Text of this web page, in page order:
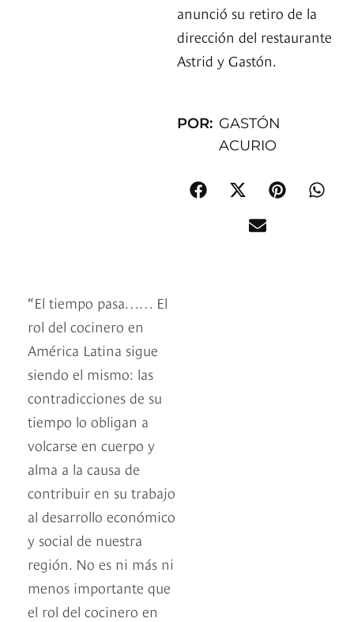
anunció su retiro de la
dirección del restaurante
Astrid y Gastón.
POR: GASTÓN
ACURIO
“El tiempo pasa…… El
rol del cocinero en
América Latina sigue
siendo el mismo: las
contradicciones de su
tiempo lo obligan a
volcarse en cuerpo y
alma a la causa de
contribuir en su trabajo
al desarrollo económico
y social de nuestra
región. No es ni más ni
menos importante que
el rol del cocinero en